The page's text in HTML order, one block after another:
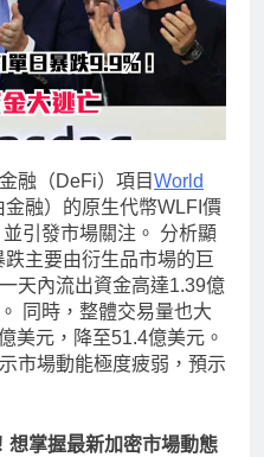
融（DeFi）項目World
金融）的原生代幣WLFI價
引發市場關注。 分析顯
主要由衍生品市場的巨
天內流出資金高達1.39億
同時，整體交易量也大
美元，降至51.4億美元。
市場動能極度疲弱，預示
！想掌握最新加密市場動態